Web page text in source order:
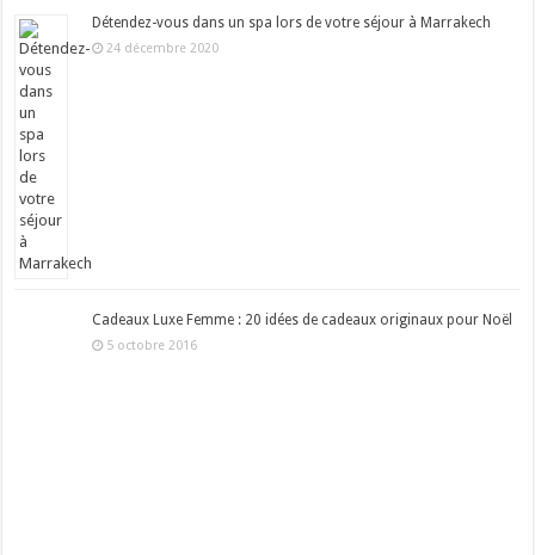
Détendez-vous dans un spa lors de votre séjour à Marrakech
24 décembre 2020
Cadeaux Luxe Femme : 20 idées de cadeaux originaux pour Noël
5 octobre 2016